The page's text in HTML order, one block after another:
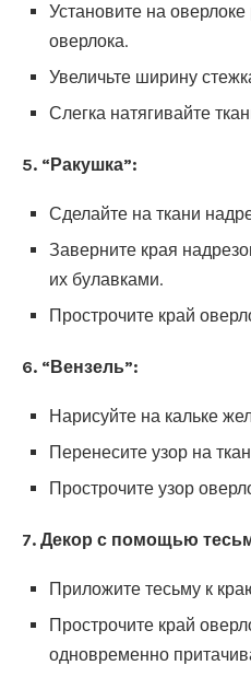
Установите на
оверлока.
Увеличьте ширину
Слегка натягивайте
5. “Ракушка”:
Сделайте на ткани
Заверните края
их булавками.
Прострочите край
6. “Вензель”:
Нарисуйте на кальке
Перенесите узор на
Прострочите узор
7. Декор с помощью
Приложите тесьму к
Прострочите край
одновременно